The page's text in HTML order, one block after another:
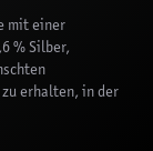
mit einer
% Silber,
zu erhalten, in der